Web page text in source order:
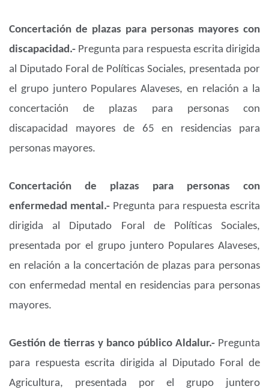
Concertación de plazas para personas mayores con
discapacidad.- Pregunta para respuesta escrita dirigida
al Diputado Foral de Políticas Sociales, presentada por
el grupo juntero Populares Alaveses, en relación a la
concertación de plazas para personas con
discapacidad mayores de 65 en residencias para
personas mayores.
Concertación de plazas para personas con
enfermedad mental.- Pregunta para respuesta escrita
dirigida al Diputado Foral de Políticas Sociales,
presentada por el grupo juntero Populares Alaveses,
en relación a la concertación de plazas para personas
con enfermedad mental en residencias para personas
mayores.
Gestión de tierras y banco público Aldalur.- Pregunta
para respuesta escrita dirigida al Diputado Foral de
Agricultura, presentada por el grupo juntero